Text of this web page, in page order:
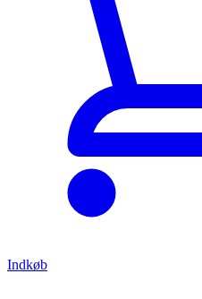
Indkøb